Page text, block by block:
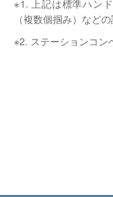
※1. 上記は標準ハン
（複数個掴み）など
※2. ステーションコン